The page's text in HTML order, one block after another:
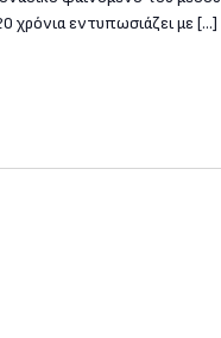
χρόνια εντυπωσιάζει με […]